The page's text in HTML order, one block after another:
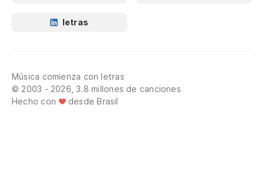
letras
Música comienza con letras
© 2003 - 2026, 3.8 millones de canciones
Hecho con
desde Brasil